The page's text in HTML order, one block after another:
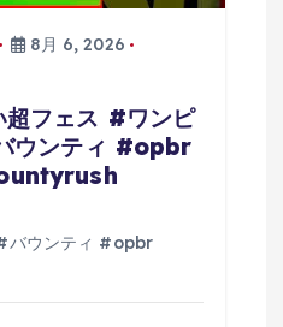
8月 6, 2026
超フェス #ワンピ
ウンティ #opbr
バウンティ #opbr